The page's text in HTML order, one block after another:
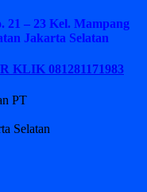
21 – 23 Kel. Mampang
Jakarta Selatan
KLIK 081281171983
Selatan